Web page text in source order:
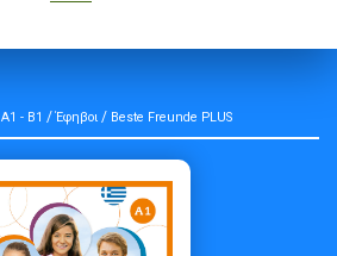
A1 - B1 / Έφηβοι / Beste Freunde PLUS